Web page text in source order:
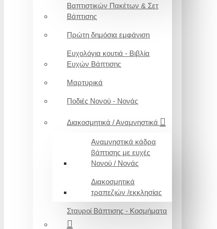
Βαπτιστικών Πακέτων & Σετ
Βάπτισης
Πρώτη δημόσια εμφάνιση
Ευχολόγια κουτιά - Βιβλία
Ευχών Βάπτισης
Μαρτυρικά
Ποδιές Νονού - Νονάς
Διακοσμητικά / Αναμνηστικά
Αναμνηστικά κάδρα
βάπτισης με ευχές
Νονού / Νονάς
Διακοσμητικά
τραπεζιών /εκκλησίας
Σταυροί Βάπτισης - Κοσμήματα